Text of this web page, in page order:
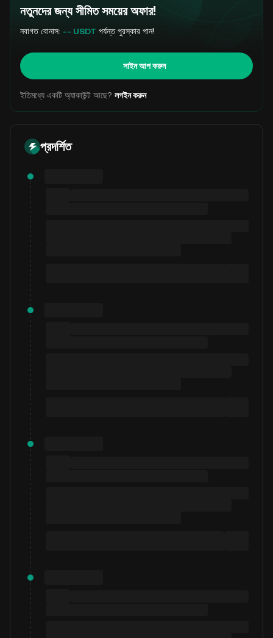
নতুনদের জন্য সীমিত সময়ের অফার!
নবাগত বোনাস: -- USDT পর্যন্ত পুরস্কার পান!
সাইন আপ করুন
ইতিমধ্যে একটি অ্যাকাউন্ট আছে? লগইন করুন
প্রদর্শিত